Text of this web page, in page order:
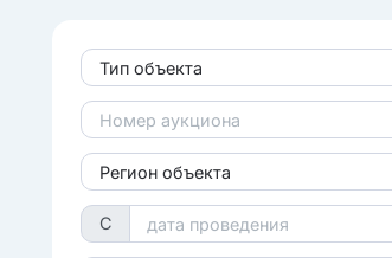
Тип объекта
Регион объекта
С